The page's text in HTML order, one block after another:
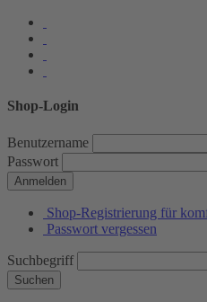
Shop-Login
Benutzername
Passwort
Anmelden
Shop-Registrierung für
Passwort vergessen
Suchbegriff
Suchen